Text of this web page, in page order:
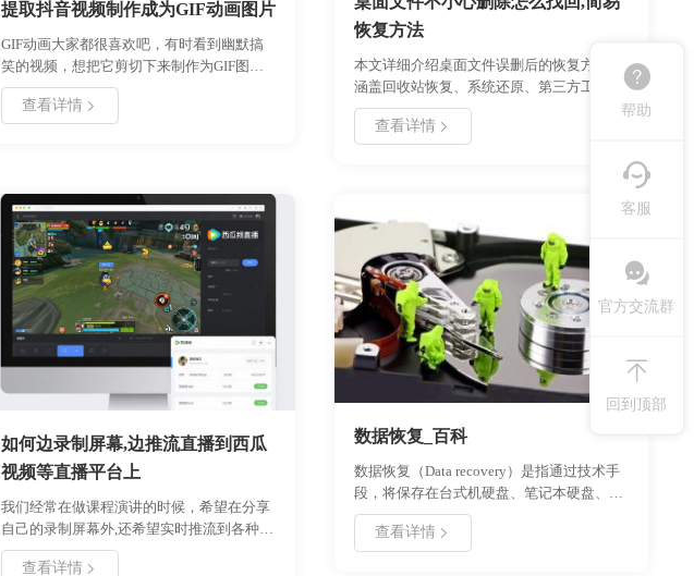
提取抖音视频制作成为GIF动画图片
GIF动画大家都很喜欢吧，有时看到幽默搞
笑的视频，想把它剪切下来制作为GIF图
片。其实可以通过好哈视频截取GIF专家软
件就能很简单的完成。
查看详情
恢复方法
本文详细介绍桌面文件误删后的恢复方法，
涵盖回收站恢复、系统还原、第三方工具使
用及预防措施。通过分步指南帮助用户快速
定位问题根源，掌握不同场景下的应对策
查看详情
如何边录制屏幕,边推流直播到西瓜
视频等直播平台上
我们经常在做课程演讲的时候，希望在分享
自己的录制屏幕外,还希望实时推流到各种直
播平台，比如西瓜，虎牙、腾讯直播等平
台。今天小编给大家介绍如何用好哈录屏软
查看详情
数据恢复_百科
数据恢复（Data recovery）是指通过技术手
段，将保存在台式机硬盘、笔记本硬盘、服
务器硬盘、存储磁带库、移动硬盘、U盘、
数码存储卡、Mp3等等设备上丢失的电子数
查看详情
帮助
客服
官方交流群
回到顶部